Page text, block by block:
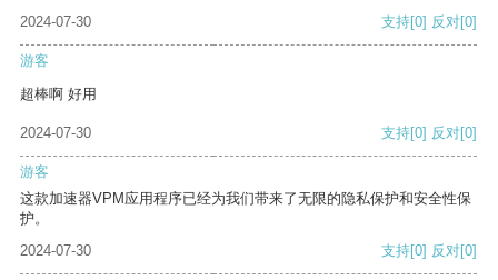
2024-07-30
支持[0] 反对[0]
游客
超棒啊 好用
2024-07-30 支持[0] 反对[0]
游客
这款加速器VPM应用程序已经为我们带来了无限的隐私保护和安全性保
护。
2024-07-30
支持[0] 反对[0]